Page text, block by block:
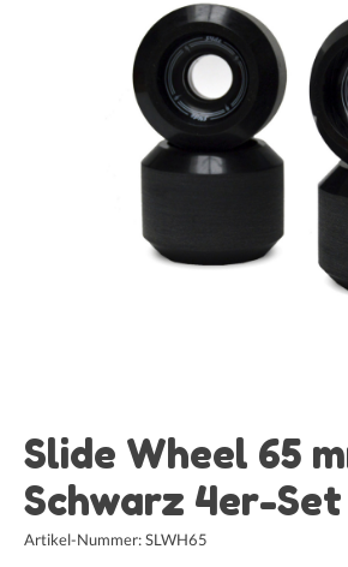
Slide Wheel 65
Schwarz 4er-Set
Artikel-Nummer: SLWH65